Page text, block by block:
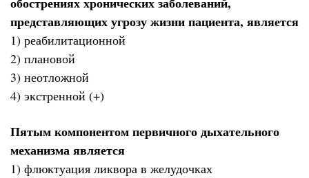
представляющих угрозу жизни пациента, является
1) реабилитационной
2) плановой
3) неотложной
4) экстренной (+)
Пятым компонентом первичного дыхательного
механизма является
1) флюктуация ликвора в желудочках